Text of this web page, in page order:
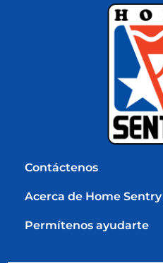
Contáctenos
Acerca de Home Sentry
Permítenos ayudarte